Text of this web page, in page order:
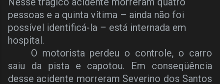
pessoas e a quinta vítima – ainda não foi
possível identificá-la – está internada em
hospital.
O motorista perdeu o controle, o carro
saiu da pista e capotou. Em conseqüência
desse acidente morreram Severino dos Santos